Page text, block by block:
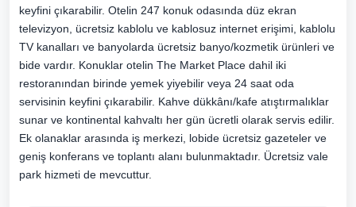
keyfini çıkarabilir. Otelin 247 konuk odasında düz ekran
televizyon, ücretsiz kablolu ve kablosuz internet erişimi, kablolu
TV kanalları ve banyolarda ücretsiz banyo/kozmetik ürünleri ve
bide vardır. Konuklar otelin The Market Place dahil iki
restoranından birinde yemek yiyebilir veya 24 saat oda
servisinin keyfini çıkarabilir. Kahve dükkânı/kafe atıştırmalıklar
sunar ve kontinental kahvaltı her gün ücretli olarak servis edilir.
Ek olanaklar arasında iş merkezi, lobide ücretsiz gazeteler ve
geniş konferans ve toplantı alanı bulunmaktadır. Ücretsiz vale
park hizmeti de mevcuttur.